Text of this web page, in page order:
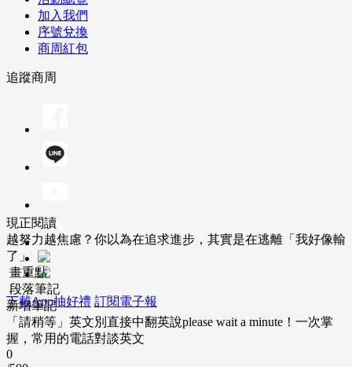
加入我們
序號兌換
商周紅包
追蹤商周
下載App抽好禮 訂閱電子報
現正閱讀
越努力越焦慮？你以為在追求進步，其實是在逃離「我好像輸
了」
畫重點
段落筆記
新增筆記
「請稍等」英文別直接中翻英說please wait a minute！一次掌
握，常用的電話對談英文
0